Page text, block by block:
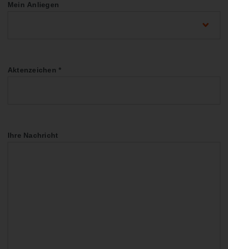
Mein Anliegen
Aktenzeichen *
Ihre Nachricht